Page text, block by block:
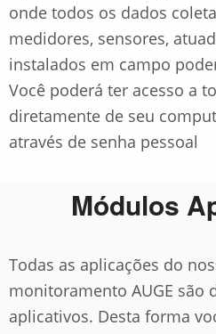
onde todos os dados
medidores, sensores,
instalados em campo
Você poderá ter acesso a
diretamente de seu
através de senha pessoal
Módulos
Todas as aplicações do
monitoramento AUGE são
aplicativos. Desta forma